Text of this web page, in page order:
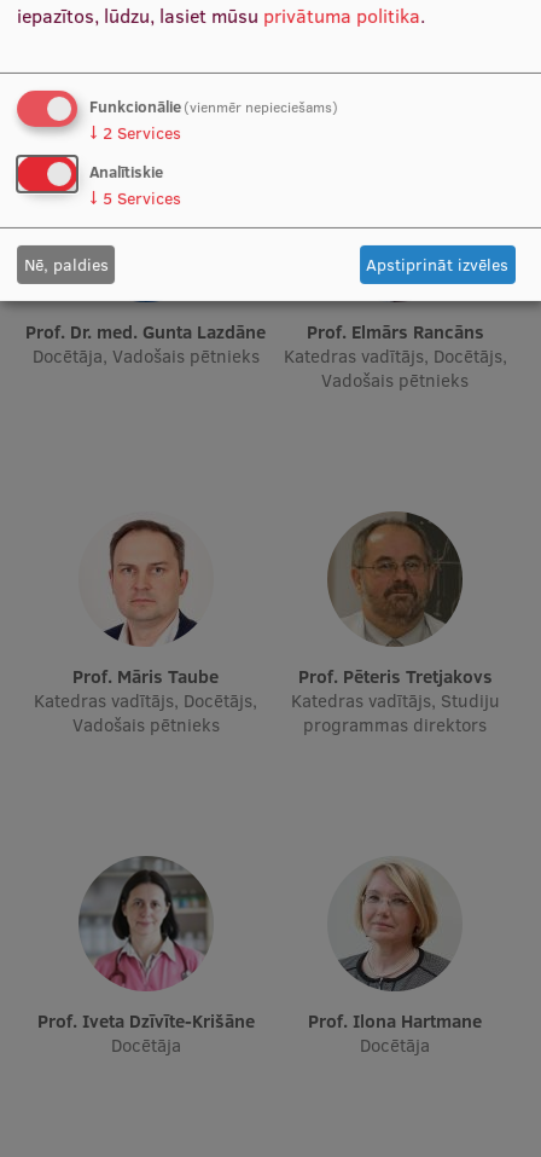
Starptautiskā sadarbība
Mobilitātes programmas
Starptautiskie projekti
Starptautiskie sadarbības partneri
EURAXESS RSU kontaktpunkts
EATRIS koordinators Latvijā
Priekšsēdētāja vietniece,
Vadošā pētniece
Prof. Dr. med. Gunta Lazdāne
Docētāja, Vadošais pētnieks
Prof. Elmārs Rancāns
Katedras vadītājs, Docētājs,
Vadošais pētnieks
Prof. Māris Taube
Katedras vadītājs, Docētājs,
Vadošais pētnieks
Prof. Pēteris Tretjakovs
Katedras vadītājs, Studiju
programmas direktors
Prof. Iveta Dzīvīte-Krišāne
Docētāja
Prof. Ilona Hartmane
Docētāja
iepazītos, lūdzu, lasiet mūsu privātuma politika.
Funkcionālie(vienmēr nepieciešams)
↓ 2 Services
Analītiskie
↓ 5 Services
Nē, paldies Apstiprināt izvēles